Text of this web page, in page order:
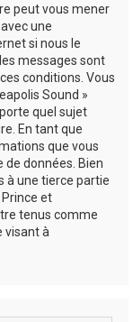
peut vous mener
une
si nous le
messages sont
conditions. Vous
Sound »
quel sujet
En tant que
que vous
de données. Bien
à une tierce partie
et
tenus comme
visant à